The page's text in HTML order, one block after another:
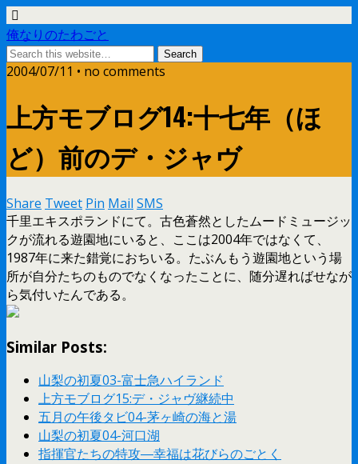
俺なりのたわごと
2004/07/11 • no comments
上方モブログ14:十七年（ほ
ど）前のデ・ジャヴ
Share Tweet Pin Mail SMS
千里エキスポランドにて。古色蒼然としたムードミュージッ
クが流れる遊園地にいると、ここは2004年ではなくて、
1987年に来た錯覚におちいる。たぶんもう遊園地という場
所が自分たちのものでなくなったことに、随分遅ればせなが
ら気付いたんである。
Similar Posts:
山梨の初夏03-富士急ハイランド
上方モブログ15:デ・ジャヴ継続中
五月の午後タビ04-茅ヶ崎の海と湯
山梨の初夏04-河口湖
指揮官たちの特攻―幸福は花びらのごとく